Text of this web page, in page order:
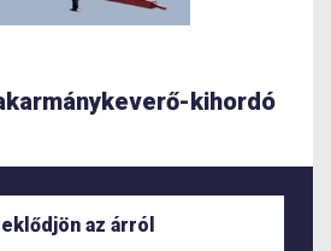
kihordó
az árról